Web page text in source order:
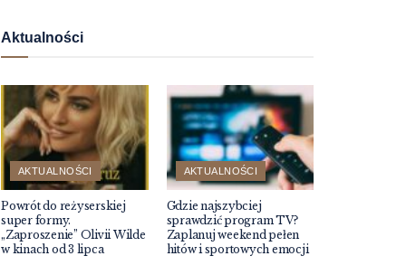
Aktualności
AKTUALNOŚCI
Powrót do reżyserskiej
super formy.
„Zaproszenie” Olivii Wilde
w kinach od 3 lipca
AKTUALNOŚCI
Gdzie najszybciej
sprawdzić program TV?
Zaplanuj weekend pełen
hitów i sportowych emocji